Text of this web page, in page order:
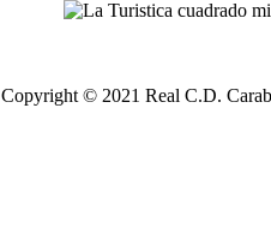
Copyright © 2021 Real C.D.